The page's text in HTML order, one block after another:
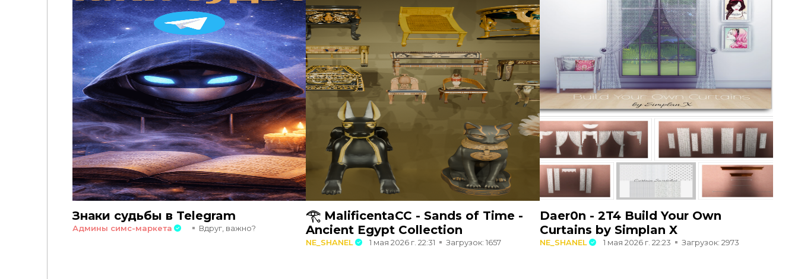
Знаки судьбы в Telegram
Админы симс-маркета Вдруг, важно?
𓂀 MalificentaCC - Sands of Time -
Ancient Egypt Collection
NE_SHANEL 1 мая 2026 г. 22:31 Загрузок: 1657
Daer0n - 2T4 Build Your Own
Curtains by Simplan X
NE_SHANEL 1 мая 2026 г. 22:23 Загрузок: 2973